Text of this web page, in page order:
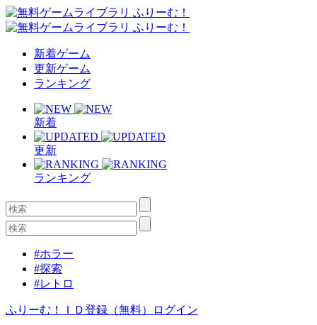
新着ゲーム
更新ゲーム
ランキング
新着
更新
ランキング
#ホラー
#探索
#レトロ
ふりーむ！ＩＤ登録（無料） ログイン